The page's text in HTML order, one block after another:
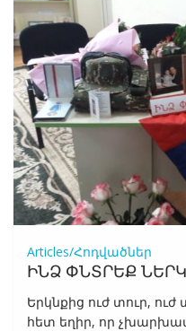
Articles/Հոդվածներ
ԻՆՁ ՓՆՏՐԵՔ
Երկնքից ուժ տուր,
հետ եղիր, որ